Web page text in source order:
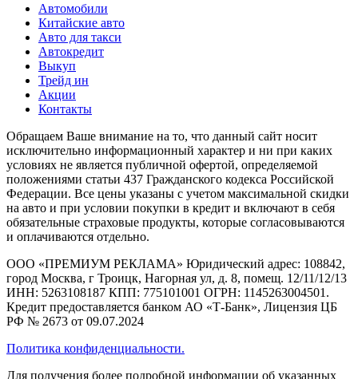
Автомобили
Китайские авто
Авто для такси
Автокредит
Выкуп
Трейд ин
Акции
Контакты
Обращаем Ваше внимание на то, что данный сайт носит
исключительно информационный характер и ни при каких
условиях не является публичной офертой, определяемой
положениями статьи 437 Гражданского кодекса Российской
Федерации. Все цены указаны с учетом максимальной скидки
на авто и при условии покупки в кредит и включают в себя
обязательные страховые продукты, которые согласовываются
и оплачиваются отдельно.
ООО «ПРЕМИУМ РЕКЛАМА» Юридический адрес: 108842,
город Москва, г Троицк, Нагорная ул, д. 8, помещ. 12/11/12/13
ИНН: 5263108187 КПП: 775101001 ОГРН: 1145263004501.
Кредит предоставляется банком АО «Т-Банк», Лицензия ЦБ
РФ № 2673 от 09.07.2024
Политика конфиденциальности.
Для получения более подробной информации об указанных